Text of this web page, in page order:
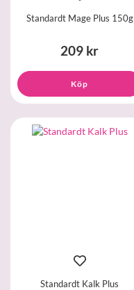
Standardt Mage Plus 150g
209 kr
Köp
Standardt Kalk Plus